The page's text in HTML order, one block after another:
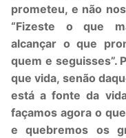
prometeu, e não
“Fizeste o que
alcançar o que
quem e seguisses”.
que vida, senão
está a fonte da
façamos agora o
e quebremos os